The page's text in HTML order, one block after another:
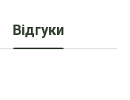
Відгуки